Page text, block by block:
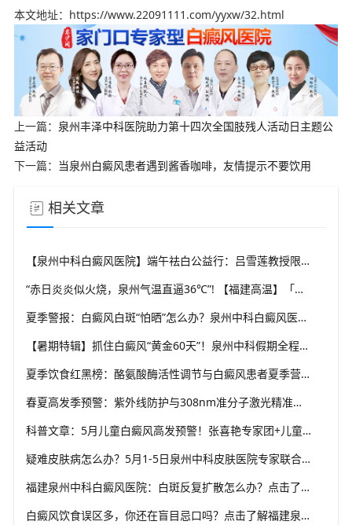
本文地址：https://www.22091111.com/yyxw/32.html
上一篇： 泉州丰泽中科医院助力第十四次全国肢残人活动日主题公
益活动
下一篇： 当泉州白癜风患者遇到酱香咖啡，友情提示不要饮用
相关文章
【泉州中科白癜风医院】端午祛白公益行：吕雪莲教授限时会诊 & 进口芦可替尼乳膏免费试用在线预约
“赤日炎炎似火烧，泉州气温直逼36℃”! 【福建高温】「同形反应」触发前，快给白斑穿上物理防晒衣。
夏季警报：白癜风白斑“怕晒”怎么办？泉州中科白癜风医院专家揭秘5大防护核心
【暑期特辑】抓住白癜风“黄金60天”！泉州中科假期全程管理模式，助力学生党无忧复色
夏季饮食红黑榜：酪氨酸酶活性调节与白癜风患者夏季营养干预的复合策略
春夏高发季预警：紫外线防护与308nm准分子激光精准干预的白癜风防控新策略
科普文章：5月儿童白癜风高发预警！张喜艳专家团+儿童专属祛白方案，让孩子自信迎接夏天
疑难皮肤病怎么办？5月1-5日泉州中科皮肤医院专家联合会诊正在预约
福建泉州中科白癜风医院：白斑反复扩散怎么办？点击了解“内调外促”个体化方案，在线咨询助您稳步复色
白癜风饮食误区多，你还在盲目忌口吗？点击了解福建泉州中科白癜风医院怎么说